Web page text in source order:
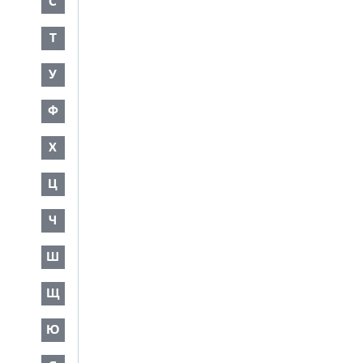
Т
У
Ф
Х
Ц
Ч
Ш
Щ
Ю